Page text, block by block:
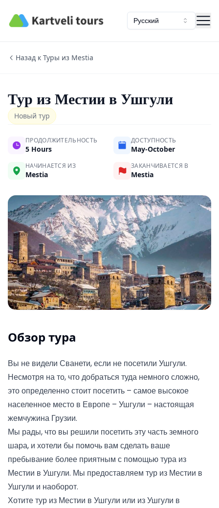
Kartveli Tours Русский
Назад к Туры из Mestia
Тур из Местии в Ушгули
Новый тур
ПРОДОЛЖИТЕЛЬНОСТЬ
5 Hours
ДОСТУПНОСТЬ
May-October
НАЧИНАЕТСЯ ИЗ
Mestia
ЗАКАНЧИВАЕТСЯ В
Mestia
Обзор тура
Вы не видели Сванети, если не посетили Ушгули.
Несмотря на то, что добраться туда немного сложно,
это определенно стоит посетить – самое высокое
населенное место в Европе – Ушгули – настоящая
жемчужина Грузии.
Мы рады, что вы решили посетить эту часть земного
шара, и хотели бы помочь вам сделать ваше
пребывание более приятным с помощью тура из
Местии в Ушгули. Мы предоставляем тур из Местии в
Ушгули и наоборот.
Хотите тур из Местии в Ушгули или из Ушгули в